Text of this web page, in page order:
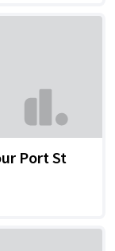
Port St